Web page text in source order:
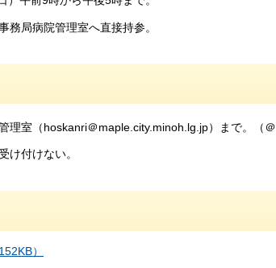
務局病院管理室へ直接持参。
理室（hoskanri＠maple.city.minoh.lg.jp）まで。（＠
け付けない。
）